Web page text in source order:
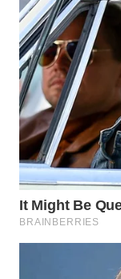
BORNEO
Wahana
Media
Group
WAHANA
NEWS
WAHANA
TANI